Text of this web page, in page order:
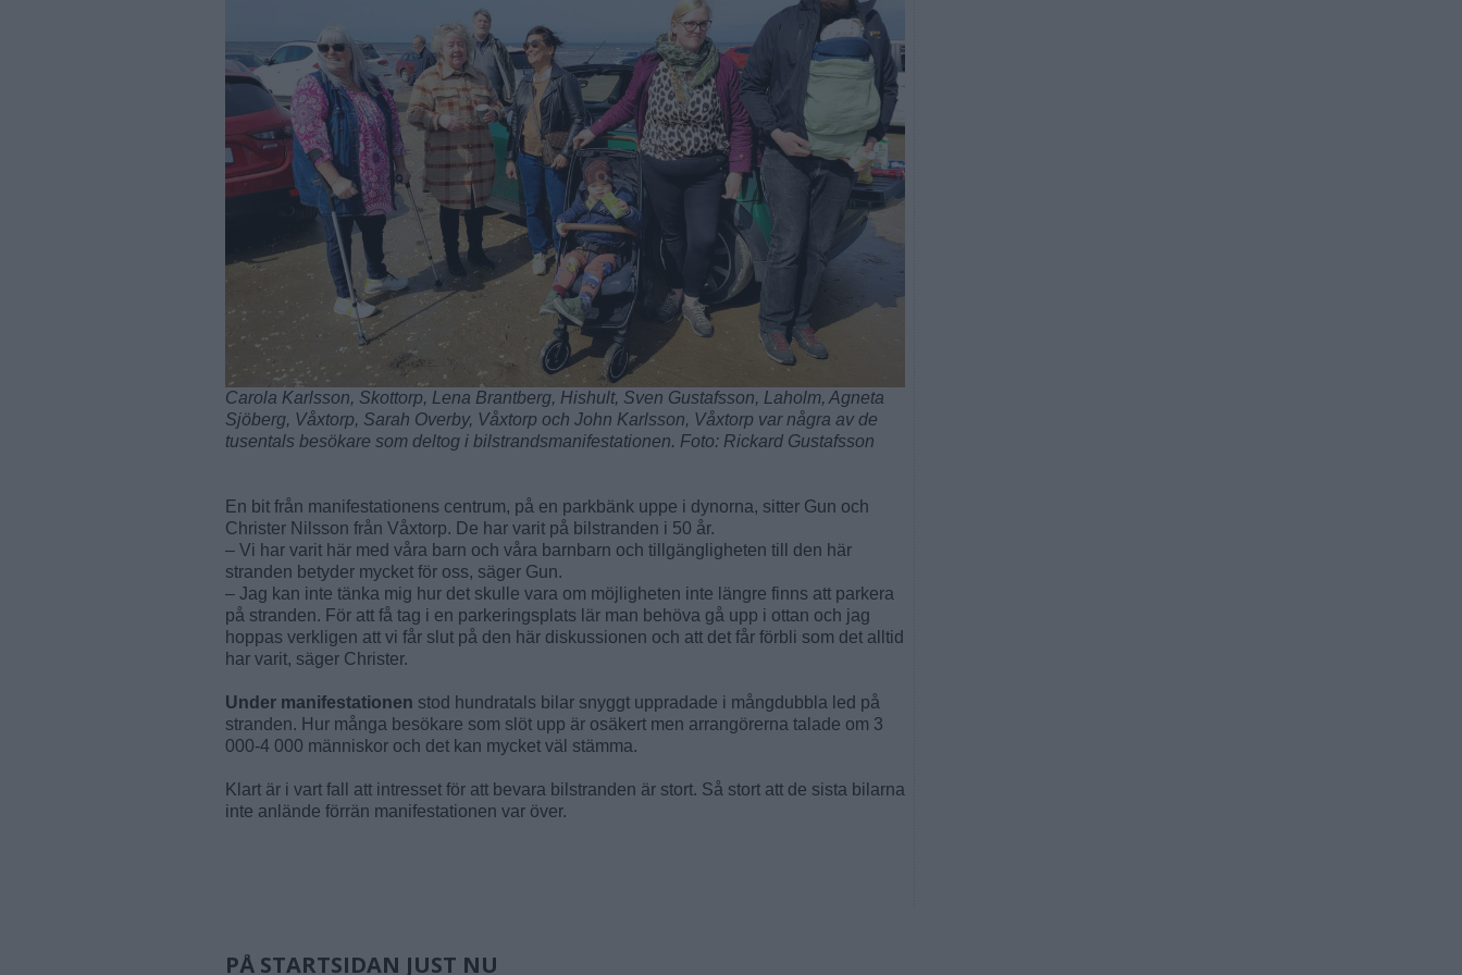
Carola Karlsson, Skottorp, Lena Brantberg, Hishult, Sven Gustafsson, Laholm, Agneta
Sjöberg, Våxtorp, Sarah Overby, Våxtorp och John Karlsson, Våxtorp var några av de
tusentals besökare som deltog i bilstrandsmanifestationen. Foto: Rickard Gustafsson
En bit från manifestationens centrum, på en parkbänk uppe i dynorna, sitter Gun och
Christer Nilsson från Våxtorp. De har varit på bilstranden i 50 år.
– Vi har varit här med våra barn och våra barnbarn och tillgängligheten till den här
stranden betyder mycket för oss, säger Gun.
– Jag kan inte tänka mig hur det skulle vara om möjligheten inte längre finns att parkera
på stranden. För att få tag i en parkeringsplats lär man behöva gå upp i ottan och jag
hoppas verkligen att vi får slut på den här diskussionen och att det får förbli som det alltid
har varit, säger Christer.
Under manifestationen stod hundratals bilar snyggt uppradade i mångdubbla led på
stranden. Hur många besökare som slöt upp är osäkert men arrangörerna talade om 3
000-4 000 människor och det kan mycket väl stämma.
Klart är i vart fall att intresset för att bevara bilstranden är stort. Så stort att de sista bilarna
inte anlände förrän manifestationen var över.
PÅ STARTSIDAN JUST NU